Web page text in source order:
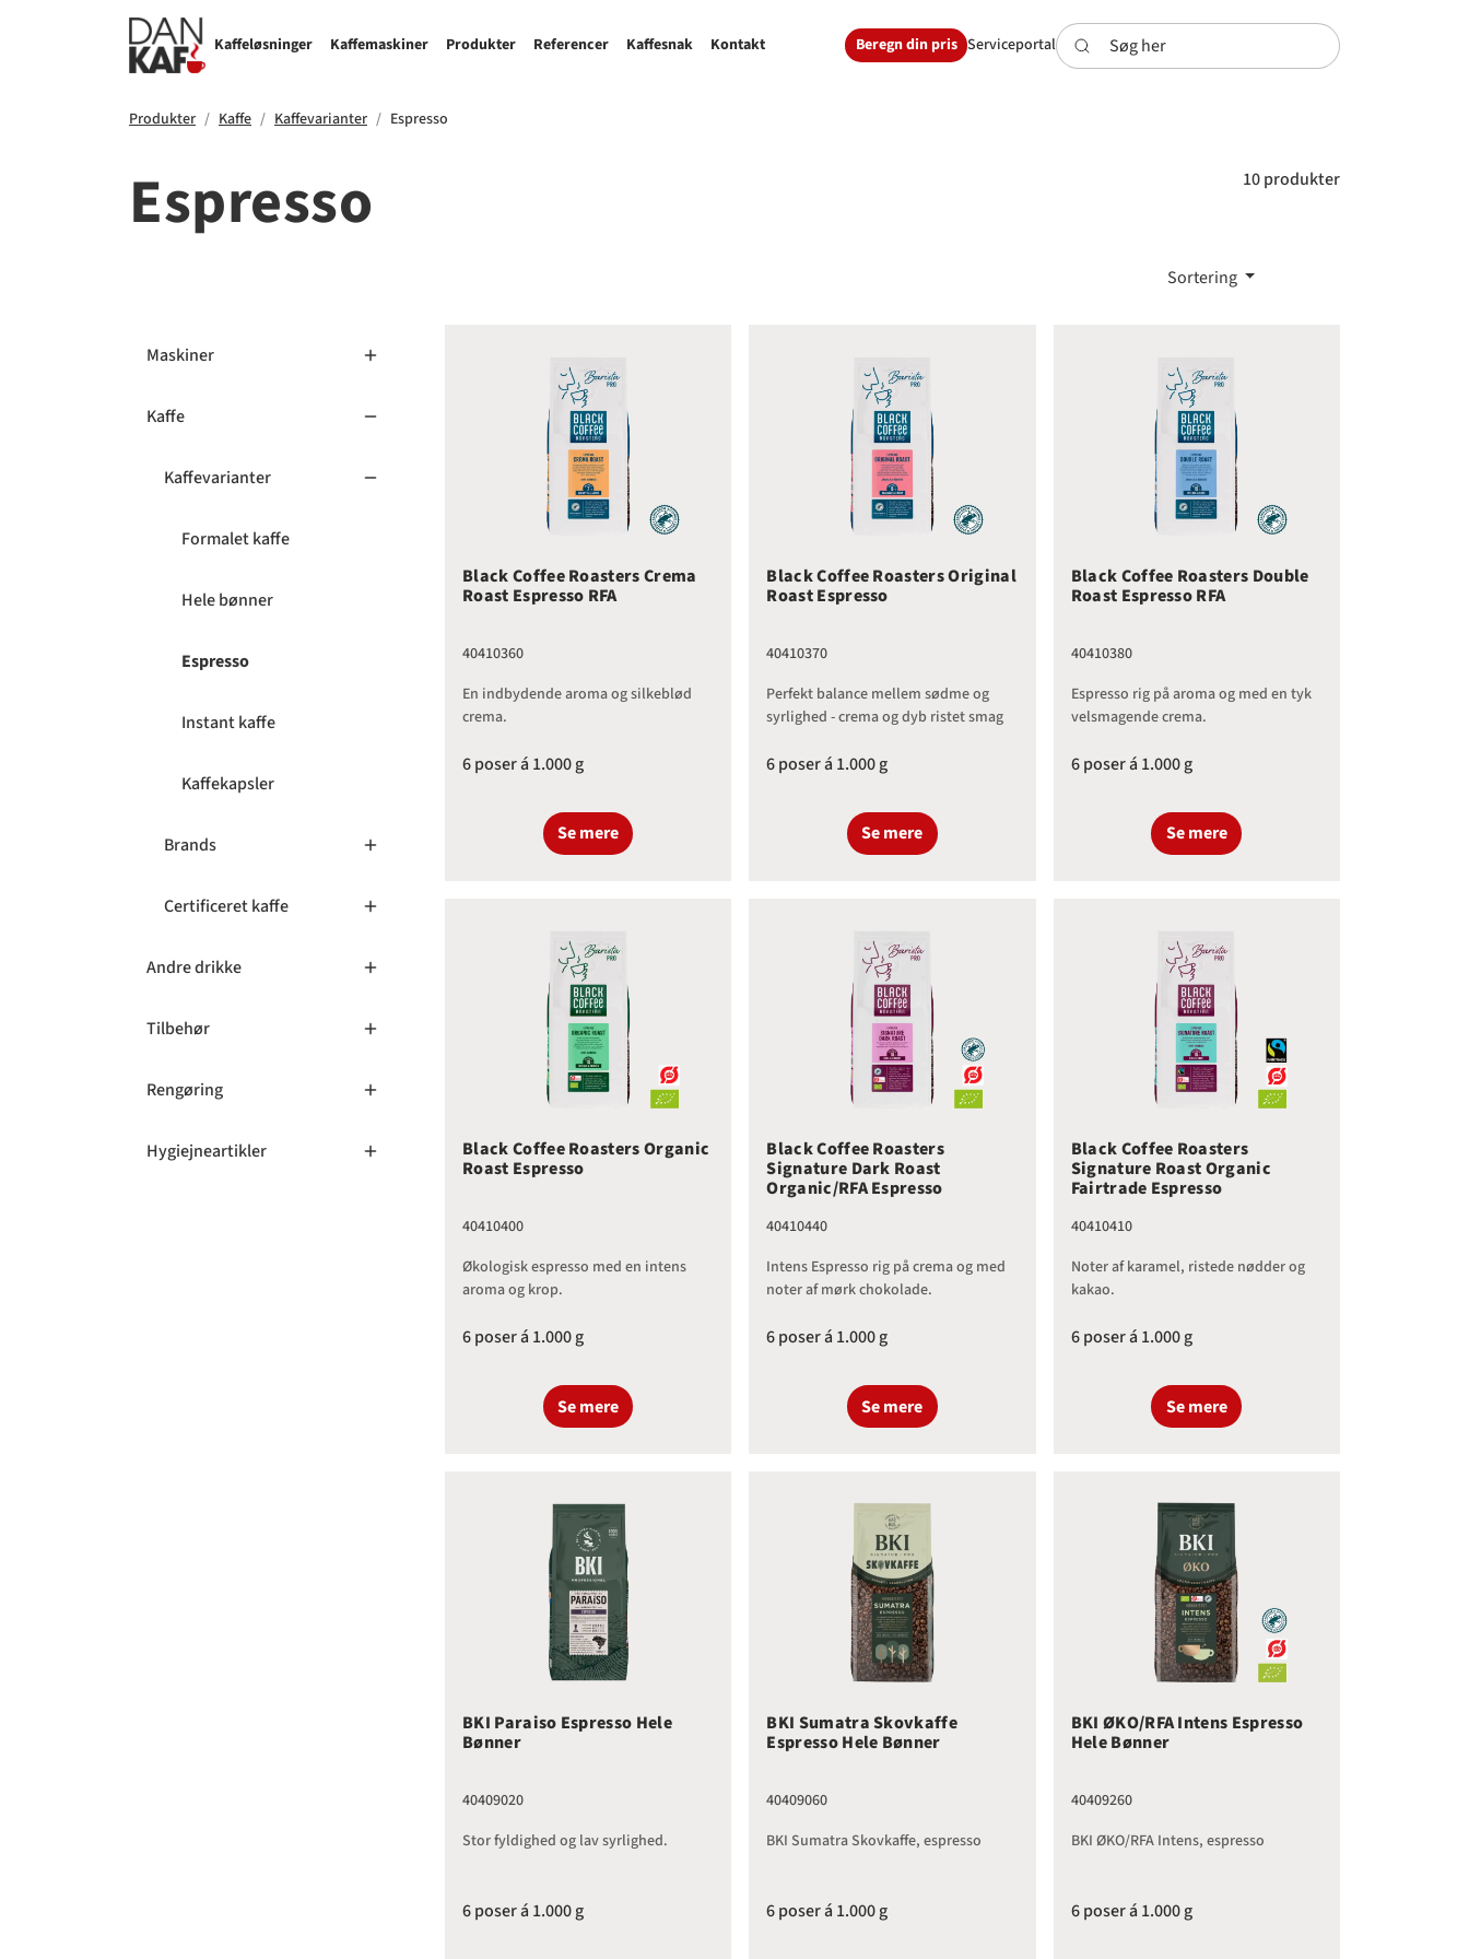
Kaffeløsninger Kaffemaskiner Produkter Referencer Kaffesnak Kontakt Beregn din pris ServiceportalSøg her
Produkter Kaffe Kaffevarianter Espresso
Espresso 10 produkter
Sortering
Maskiner
Kaffe
Kaffevarianter
Formalet kaffe
Hele bønner
Espresso
Instant kaffe
Kaffekapsler
Brands
Certificeret kaffe
Andre drikke
Tilbehør
Rengøring
Hygiejneartikler
Black Coffee Roasters Crema
Roast Espresso RFA
40410360
En indbydende aroma og silkeblød
crema.
6 poser á 1.000 g
Se mere
Black Coffee Roasters Original
Roast Espresso
40410370
Perfekt balance mellem sødme og
syrlighed - crema og dyb ristet smag
6 poser á 1.000 g
Se mere
Black Coffee Roasters Double
Roast Espresso RFA
40410380
Espresso rig på aroma og med en tyk
velsmagende crema.
6 poser á 1.000 g
Se mere
Black Coffee Roasters Organic
Roast Espresso
40410400
Økologisk espresso med en intens
aroma og krop.
6 poser á 1.000 g
Se mere
Black Coffee Roasters
Signature Dark Roast
Organic/RFA Espresso
40410440
Intens Espresso rig på crema og med
noter af mørk chokolade.
6 poser á 1.000 g
Se mere
Black Coffee Roasters
Signature Roast Organic
Fairtrade Espresso
40410410
Noter af karamel, ristede nødder og
kakao.
6 poser á 1.000 g
Se mere
BKI Paraiso Espresso Hele Bønner
BKI Paraiso Espresso Hele
Bønner
40409020
Stor fyldighed og lav syrlighed.
6 poser á 1.000 g
BKI Sumatra Skovkaffe Espresso Hele Bønner
BKI Sumatra Skovkaffe
Espresso Hele Bønner
40409060
BKI Sumatra Skovkaffe, espresso
6 poser á 1.000 g
BKI ØKO/RFA Intens Espresso Hele Bønner
BKI ØKO/RFA Intens Espresso
Hele Bønner
40409260
BKI ØKO/RFA Intens, espresso
6 poser á 1.000 g